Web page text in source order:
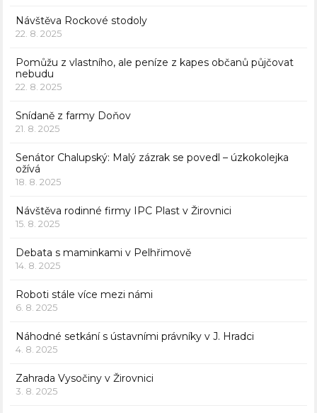
Návštěva Rockové stodoly
22. 8. 2025
Pomůžu z vlastního, ale peníze z kapes občanů půjčovat
nebudu
22. 8. 2025
Snídaně z farmy Doňov
21. 8. 2025
Senátor Chalupský: Malý zázrak se povedl – úzkokolejka
ožívá
18. 8. 2025
Návštěva rodinné firmy IPC Plast v Žirovnici
15. 8. 2025
Debata s maminkami v Pelhřimově
14. 8. 2025
Roboti stále více mezi námi
6. 8. 2025
Náhodné setkání s ústavními právníky v J. Hradci
4. 8. 2025
Zahrada Vysočiny v Žirovnici
3. 8. 2025